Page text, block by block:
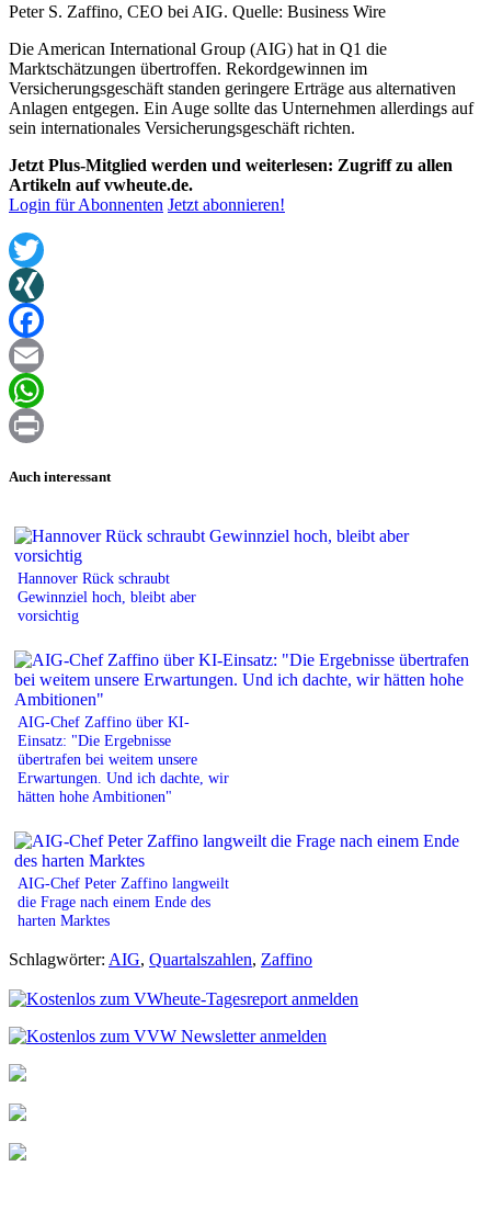
Peter S. Zaffino, CEO bei AIG. Quelle: Business Wire
Die American International Group (AIG) hat in Q1 die
Marktschätzungen übertroffen. Rekordgewinnen im
Versicherungsgeschäft standen geringere Erträge aus alternativen
Anlagen entgegen. Ein Auge sollte das Unternehmen allerdings auf
sein internationales Versicherungsgeschäft richten.
Jetzt Plus-Mitglied werden und weiterlesen: Zugriff zu allen
Artikeln auf vwheute.de.
Login für Abonnenten Jetzt abonnieren!
Twitter
XING
Facebook
Email
WhatsApp
Auch interessant
Hannover Rück schraubt
Gewinnziel hoch, bleibt aber
vorsichtig
AIG-Chef Zaffino über KI-
Einsatz: "Die Ergebnisse
übertrafen bei weitem unsere
Erwartungen. Und ich dachte, wir
hätten hohe Ambitionen"
AIG-Chef Peter Zaffino langweilt
die Frage nach einem Ende des
harten Marktes
Schlagwörter: AIG, Quartalszahlen, Zaffino